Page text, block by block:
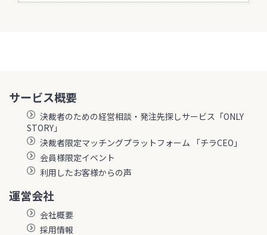
サービス概要
決裁者のための経営相談・発注先探しサービス「ONLY
STORY」
決裁者限定マッチングプラットフォーム 「チラCEO」
会員様限定イベント
利用したお客様からの声
運営会社
会社概要
採用情報